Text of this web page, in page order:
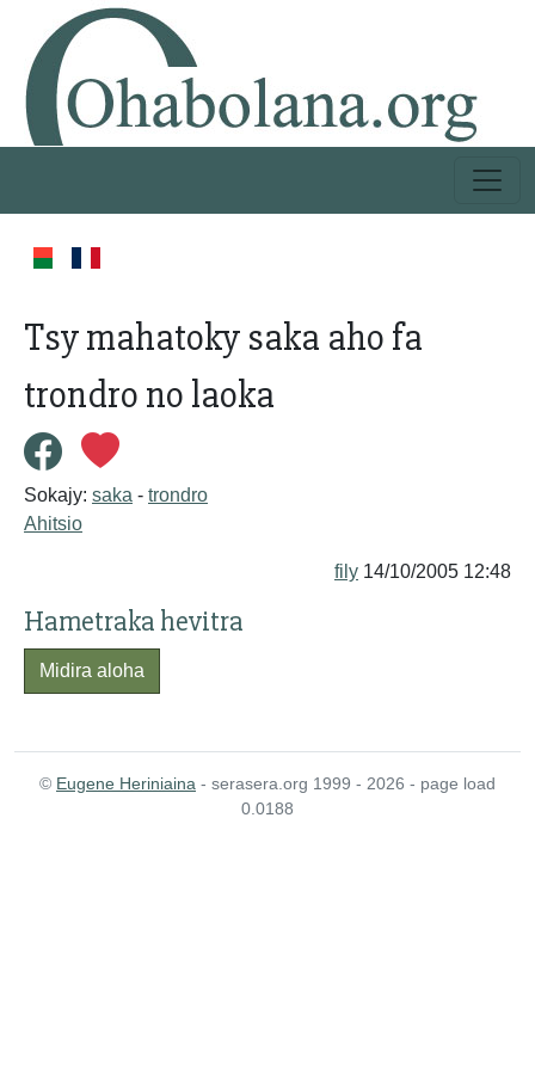
Tsy mahatoky saka aho fa
trondro no laoka
Sokajy: saka - trondro
Ahitsio
fily 14/10/2005 12:48
Hametraka hevitra
Midira aloha
© Eugene Heriniaina - serasera.org 1999 - 2026 - page load
0.0188